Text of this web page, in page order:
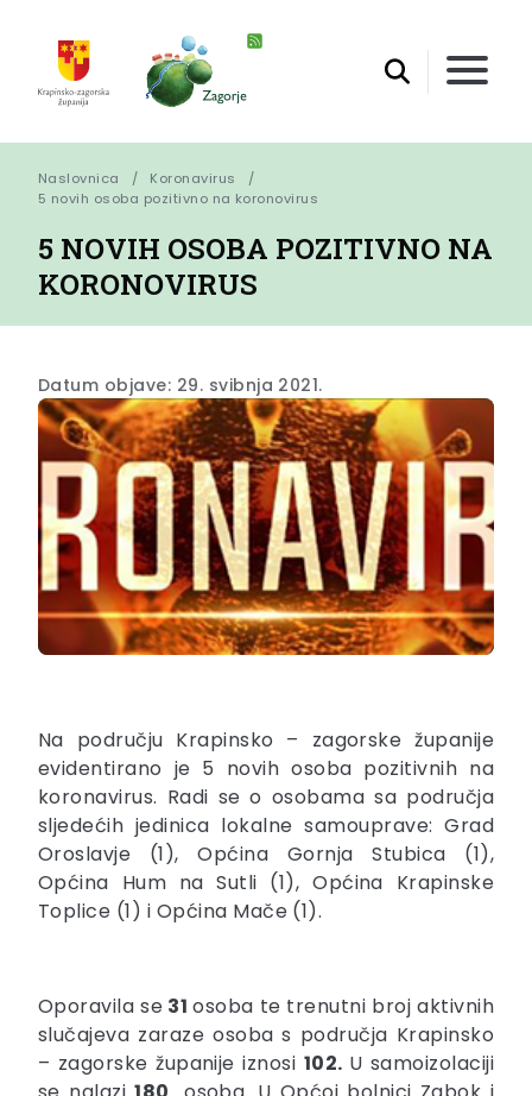
Naslovnica
Koronavirus
5 novih osoba pozitivno na koronovirus
5 NOVIH OSOBA POZITIVNO NA
KORONOVIRUS
Datum objave: 29. svibnja 2021.
Na području Krapinsko – zagorske županije
evidentirano je 5 novih osoba pozitivnih na
koronavirus. Radi se o osobama sa područja
sljedećih jedinica lokalne samouprave: Grad
Oroslavje (1), Općina Gornja Stubica (1),
Općina Hum na Sutli (1), Općina Krapinske
Toplice (1) i Općina Mače (1).
Oporavila se 31osoba te trenutni broj aktivnih
slučajeva zaraze osoba s područja Krapinsko
– zagorske županije iznosi 102. U samoizolaciji